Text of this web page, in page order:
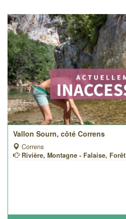
Vallon Sourn, côté Correns
Correns
Rivière, Montagne - Falaise, Forêt